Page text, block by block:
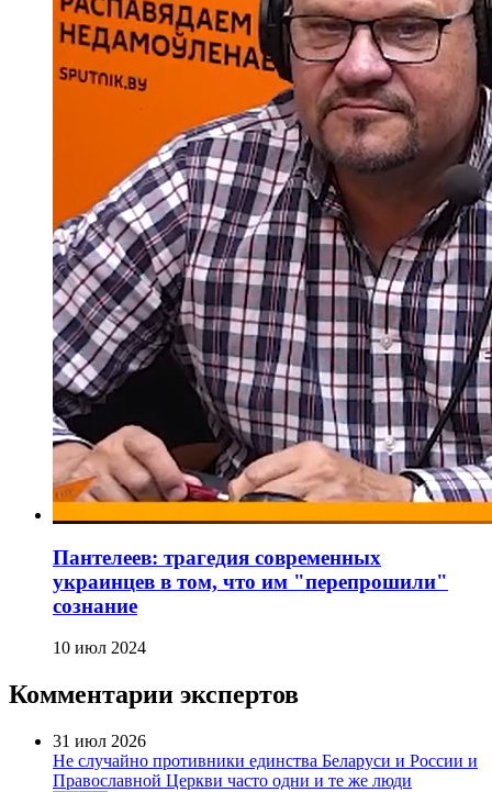
Пантелеев: трагедия современных
украинцев в том, что им "перепрошили"
сознание
10 июл 2024
Комментарии экспертов
31 июл 2026
Не случайно противники единства Беларуси и России и
Православной Церкви часто одни и те же люди